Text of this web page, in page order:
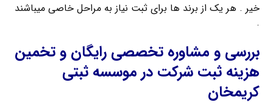
خیر . هر یک از برند ها برای ثبت نیاز به مراحل خاصی میباشند
.
بررسی و مشاوره تخصصی رایگان و تخمین
هزینه ثبت شرکت در موسسه ثبتی
کریمخان